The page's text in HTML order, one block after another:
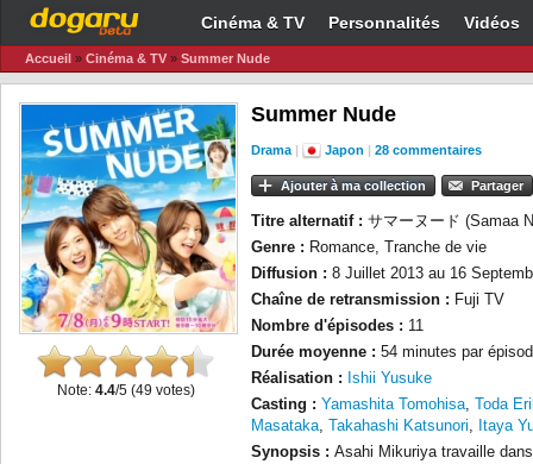
Cinéma & TV Personnalités Vidéos
Accueil » Cinéma & TV » Summer Nude
Note: 4.4/5 (49 votes)
Summer Nude
Drama | Japon | 28 commentaires
Ajouter à ma collection Partager
Titre alternatif : サマーヌード (Samaa
Genre : Romance, Tranche de vie
Diffusion : 8 Juillet 2013 au 16
Chaîne de retransmission : Fuji TV
Nombre d'épisodes : 11
Durée moyenne : 54 minutes par
Réalisation :
Ishii Yusuke
Casting : Yamashita Tomohisa,
Toda
Masataka, Takahashi Katsunori,
Itaya
Synopsis : Asahi Mikuri‎ya travaille